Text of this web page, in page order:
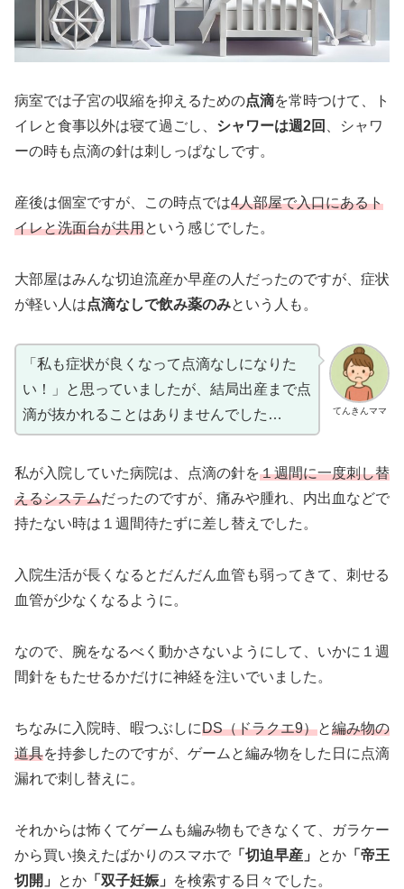
病室では子宮の収縮を抑えるための点滴を常時つけて、ト
イレと食事以外は寝て過ごし、 シャワーは週2回
、シャワ
ーの時も点滴の針は刺しっぱなしです。
産後は個室ですが、この時点では4人部屋で入口にあるト
イレと洗面台が共用という感じでした。
大部屋はみんな切迫流産か早産の人だったのですが、症状
が軽い人は点滴なしで飲み薬のみという人も。
てんきんママ
「私も症状が良くなって点滴なしになりた
い！」と思っていましたが、結局出産まで点
滴が抜かれることはありませんでした…
私が入院していた病院は、点滴の針を１週間に一度刺し替
えるシステムだったのですが、痛みや腫れ、内出血などで
持たない時は１週間待たずに差し替えでした。
入院生活が長くなるとだんだん血管も弱ってきて、刺せる
血管が少なくなるように。
なので、腕をなるべく動かさないようにして、いかに１週
間針をもたせるかだけに神経を注いでいました。
ちなみに入院時、暇つぶしにDS（ドラクエ9）と編み物の
道具を持参したのですが、ゲームと編み物をした日に点滴
漏れで刺し替えに。
それからは怖くてゲームも編み物もできなくて、ガラケー
から買い換えたばかりのスマホで 「切迫早産」 とか 「帝王
切開」
とか 「双子妊娠」 を検索する日々でした。